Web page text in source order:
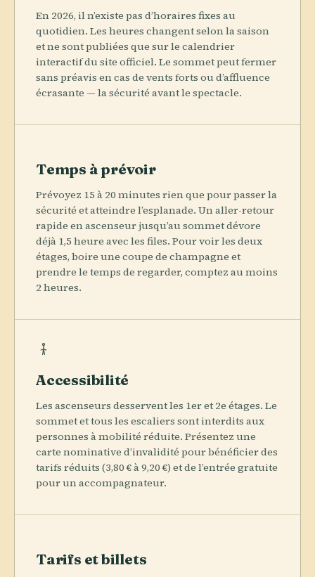
En 2026, il n’existe pas d’horaires fixes au
quotidien. Les heures changent selon la saison
et ne sont publiées que sur le calendrier
interactif du site officiel. Le sommet peut fermer
sans préavis en cas de vents forts ou d’affluence
écrasante — la sécurité avant le spectacle.
Temps à prévoir
Prévoyez 15 à 20 minutes rien que pour passer la
sécurité et atteindre l’esplanade. Un aller-retour
rapide en ascenseur jusqu’au sommet dévore
déjà 1,5 heure avec les files. Pour voir les deux
étages, boire une coupe de champagne et
prendre le temps de regarder, comptez au moins
2 heures.
Accessibilité
Les ascenseurs desservent les 1er et 2e étages. Le
sommet et tous les escaliers sont interdits aux
personnes à mobilité réduite. Présentez une
carte nominative d’invalidité pour bénéficier des
tarifs réduits (3,80 € à 9,20 €) et de l’entrée gratuite
pour un accompagnateur.
Tarifs et billets